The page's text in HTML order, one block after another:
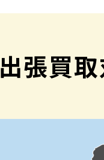
出張買